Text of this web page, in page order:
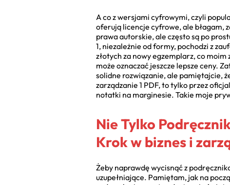
A co z wersjami cyfrowymi, czyli
oferują licencje cyfrowe, ale błagam,
prawa autorskie, ale często są po
1, niezależnie od formy, pochodzi z
złotych za nowy egzemplarz, co
może oznaczać jeszcze lepsze ceny.
solidne rozwiązanie, ale pamiętajcie,
zarządzanie 1 PDF, to tylko przez
notatki na marginesie. Takie moje
Nie Tylko
Krok w biznes i
Żeby naprawdę wycisnąć z
uzupełniające. Pamiętam, jak na